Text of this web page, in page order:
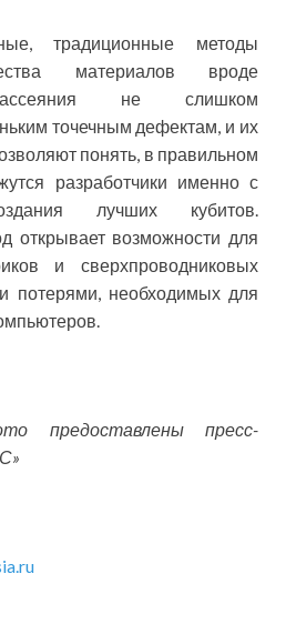
традиционные методы
материалов вроде
рассеяния не слишком
точечным дефектам, и их
понять, в правильном
разработчики именно с
лучших кубитов.
открывает возможности для
и сверхпроводниковых
потерями, необходимых для
предоставлены пресс-